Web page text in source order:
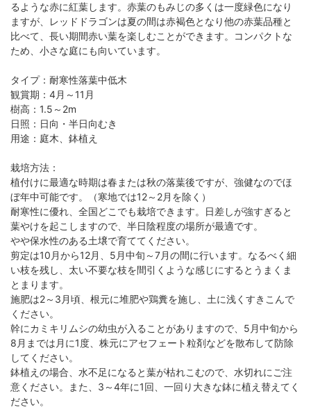
るような赤に紅葉します。赤葉のもみじの多くは一度緑色になり
ますが、レッドドラゴンは夏の間は赤褐色となり他の赤葉品種と
比べて、長い期間赤い葉を楽しむことができます。コンパクトな
ため、小さな庭にも向いています。
タイプ：耐寒性落葉中低木
観賞期：4月～11月
樹高：1.5～2m
日照：日向・半日向むき
用途：庭木、鉢植え
栽培方法：
植付けに最適な時期は春または秋の落葉後ですが、強健なのでほ
ぼ年中可能です。（寒地では12～2月を除く）
耐寒性に優れ、全国どこでも栽培できます。日差しが強すぎると
葉やけを起こしますので、半日陰程度の場所が最適です。
やや保水性のある土壌で育ててください。
剪定は10月から12月、5月中旬～7月の間に行います。なるべく細
い枝を残し、太い不要な枝を間引くような感じにするとうまくま
とまります。
施肥は2～3月頃、根元に堆肥や鶏糞を施し、土に浅くすきこんで
ください。
幹にカミキリムシの幼虫が入ることがありますので、5月中旬から
8月までは月に1度、株元にアセフェート粒剤などを散布して防除
してください。
鉢植えの場合、水不足になると葉が枯れこむので、水切れにご注
意ください。また、3～4年に1回、一回り大きな鉢に植え替えてく
ださい。